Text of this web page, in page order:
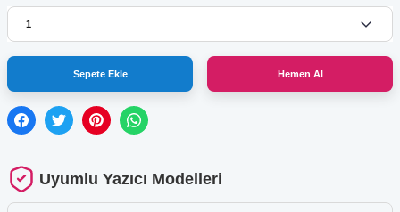
Sepete Ekle Hemen Al
Uyumlu Yazıcı Modelleri